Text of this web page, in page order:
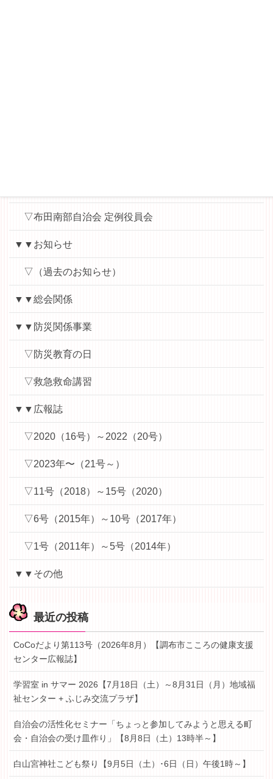
▽布田南部自治会 定例役員会
▼▼お知らせ
▽（過去のお知らせ）
▼▼総会関係
▼▼防災関係事業
▽防災教育の日
▽救急救命講習
▼▼広報誌
▽2020（16号）～2022（20号）
▽2023年〜（21号～）
▽11号（2018）～15号（2020）
▽6号（2015年）～10号（2017年）
▽1号（2011年）～5号（2014年）
▼▼その他
最近の投稿
CoCoだより第113号（2026年8月）【調布市こころの健康支援
センター広報誌】
学習室 in サマー 2026【7月18日（土）～8月31日（月）地域福
祉センター + ふじみ交流プラザ】
自治会の活性化セミナー「ちょっと参加してみようと思える町
会・自治会の受け皿作り」【8月8日（土）13時半～】
白山宮神社こども祭り【9月5日（土）･6日（日）午後1時～】